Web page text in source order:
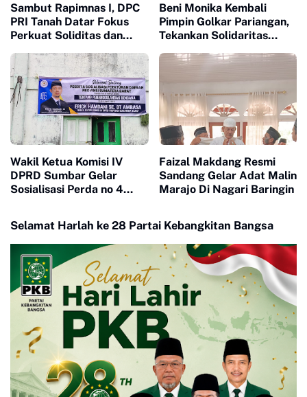
Sambut Rapimnas I, DPC
PRI Tanah Datar Fokus
Perkuat Soliditas dan
Beni Monika Kembali
Pimpin Golkar Pariangan,
Tekankan Solidaritas
Kemenangan
Wakil Ketua Komisi IV
DPRD Sumbar Gelar
Sosialisasi Perda no 4
Faizal Makdang Resmi
Sandang Gelar Adat Malin
Marajo Di Nagari Baringin
Selamat Harlah ke 28 Partai Kebangkitan Bangsa